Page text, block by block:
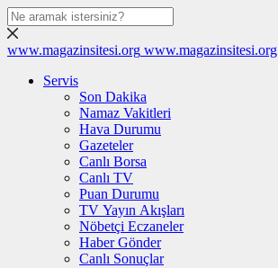
www.magazinsitesi.org www.magazinsitesi.org
Servis
Son Dakika
Namaz Vakitleri
Hava Durumu
Gazeteler
Canlı Borsa
Canlı TV
Puan Durumu
TV Yayın Akışları
Nöbetçi Eczaneler
Haber Gönder
Canlı Sonuçlar